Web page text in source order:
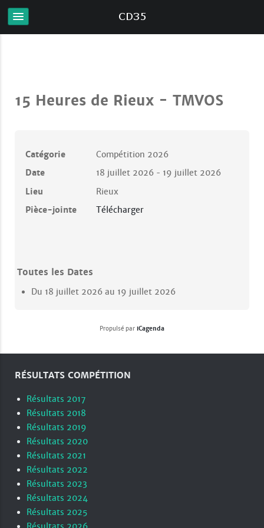
15 Heures de Rieux - TMVOS
Catégorie
Compétition 2026
Date
18 juillet 2026- 19 juillet 2026
Lieu
Rieux
Pièce-jointe
Télécharger
Toutes les Dates
Du 18 juillet 2026 au 19 juillet 2026
Propulsé par iCagenda
RÉSULTATS COMPÉTITION
Résultats 2017
Résultats 2018
Résultats 2019
Résultats 2020
Résultats 2021
Résultats 2022
Résultats 2023
Résultats 2024
Résultats 2025